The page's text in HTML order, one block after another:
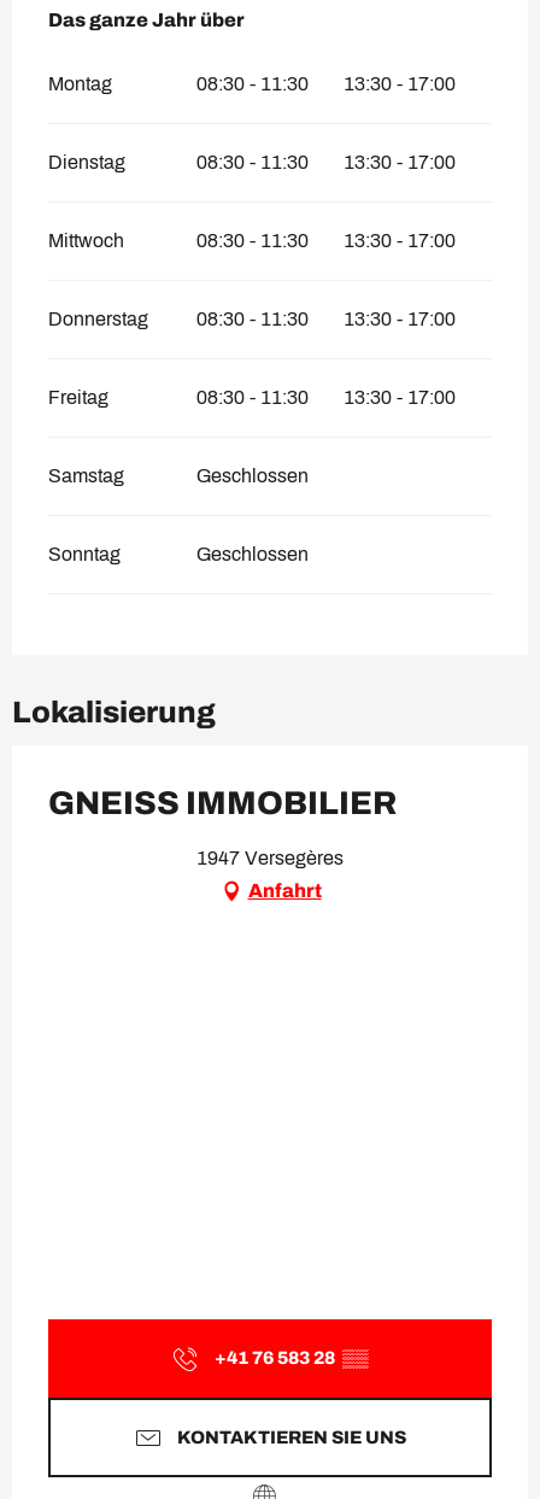
Das ganze Jahr über
Das ganze Jahr über
Montag 08:30 - 11:30 13:30 - 17:00
Dienstag 08:30 - 11:30 13:30 - 17:00
Mittwoch 08:30 - 11:30 13:30 - 17:00
Donnerstag 08:30 - 11:30 13:30 - 17:00
Freitag 08:30 - 11:30 13:30 - 17:00
Samstag Geschlossen
Sonntag Geschlossen
Lokalisierung
GNEISS IMMOBILIER
1947 Versegères
Anfahrt
+41 76 583 28 ▒▒
KONTAKTIEREN SIE UNS